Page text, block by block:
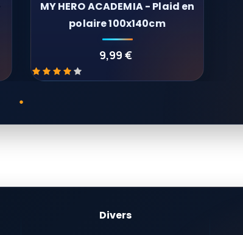
MY HERO ACADEMIA - Plaid en
polaire 100x140cm
9,99 €
Divers